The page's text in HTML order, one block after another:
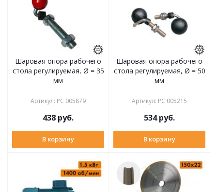
Шаровая опора рабочего
стола регулируемая, Ø = 35
мм
Артикул: РС 005879
438 руб.
В корзину
Шаровая опора рабочего
стола регулируемая, Ø = 50
мм
Артикул: РС 005215
534руб.
В корзину